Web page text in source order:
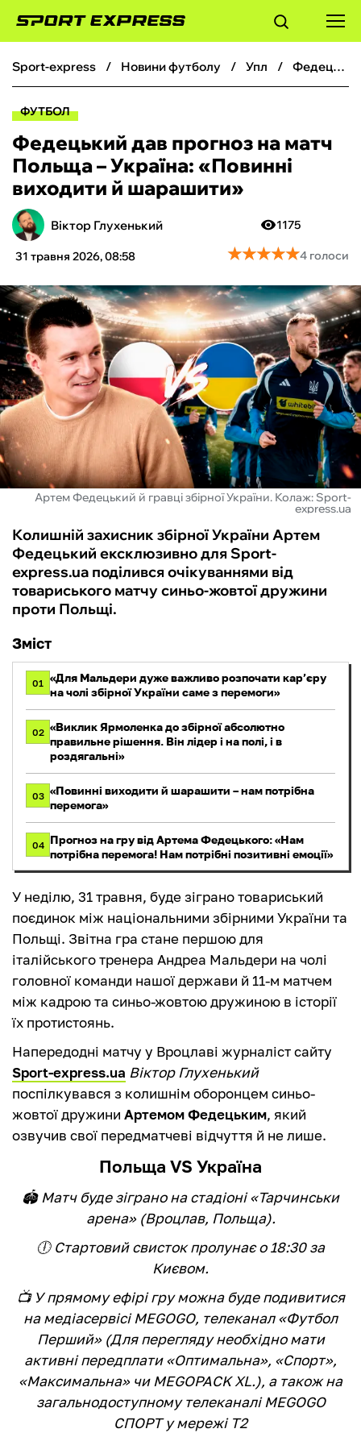
ФУТБОЛ
БОКС
ХОКЕЙ
ТЕНІС
КІБЕРСПОРТ
ЧС-2026
ФУТЗАЛ
ІНШІ
БУКМЕКЕРИ
sport-express новини футболу упл Федецький дав прогноз на матч Польща – Україна: «Повинні виходити й шарашити»
ФУТБОЛ
Федецький дав прогноз на матч
Польща – Україна: «Повинні
виходити й шарашити»
Віктор Глухенький
31 травня 2026, 08:58
1175
★★★★★
★★★★★4 голоси
Артем Федецький й гравці збірної України. Колаж: Sport-
express.ua
Колишній захисник збірної України Артем
Федецький ексклюзивно для Sport-
express.ua поділився очікуваннями від
товариського матчу синьо-жовтої дружини
проти Польщі.
Зміст
01 «Для Мальдери дуже важливо розпочати кар’єру
на чолі збірної України саме з перемоги»
02 «Виклик Ярмоленка до збірної абсолютно
правильне рішення. Він лідер і на полі, і в
роздягальні»
03 «Повинні виходити й шарашити – нам потрібна
перемога»
04 Прогноз на гру від Артема Федецького: «Нам
потрібна перемога! Нам потрібні позитивні емоції»
У неділю, 31 травня, буде зіграно товариський
поєдинок між національними збірними України та
Польщі. Звітна гра стане першою для
італійського тренера Андреа Мальдери на чолі
головної команди нашої держави й 11-м матчем
між кадрою та синьо-жовтою дружиною в історії
їх протистоянь.
Напередодні матчу у Вроцлаві журналіст сайту
Sport-express.ua Віктор Глухенький
поспілкувався з колишнім оборонцем синьо-
жовтої дружини Артемом Федецьким, який
озвучив свої передматчеві відчуття й не лише.
Польща VS Україна
🏟 Матч буде зіграно на стадіоні «Тарчинськи
арена» (Вроцлав, Польща).
🕕 Стартовий свисток пролунає о 18:30 за
Києвом.
📺 У прямому ефірі гру можна буде подивитися
на медіасервісі MEGOGO, телеканал «Футбол
Перший» (Для перегляду необхідно мати
активні передплати «Оптимальна», «Спорт»,
«Максимальна» чи MEGOPACK XL.), а також на
загальнодоступному телеканалі MEGOGO
СПОРТ у мережі Т2